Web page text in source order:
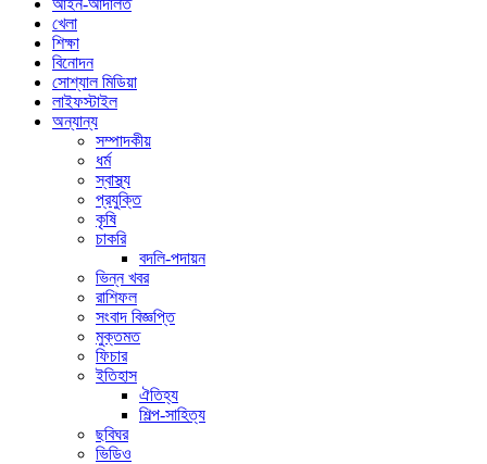
আইন-আদালত
খেলা
শিক্ষা
বিনোদন
সোশ্যাল মিডিয়া
লাইফস্টাইল
অন্যান্য
সম্পাদকীয়
ধর্ম
স্বাস্থ্য
প্রযুক্তি
কৃষি
চাকরি
বদলি-পদায়ন
ভিন্ন খবর
রাশিফল
সংবাদ বিজ্ঞপ্তি
মুক্তমত
ফিচার
ইতিহাস
ঐতিহ্য
শিল্প-সাহিত্য
ছবিঘর
ভিডিও